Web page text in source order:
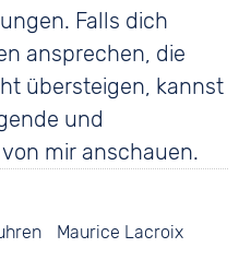
Falls dich
ansprechen, die
übersteigen, kannst
und
mir anschauen.
Maurice Lacroix